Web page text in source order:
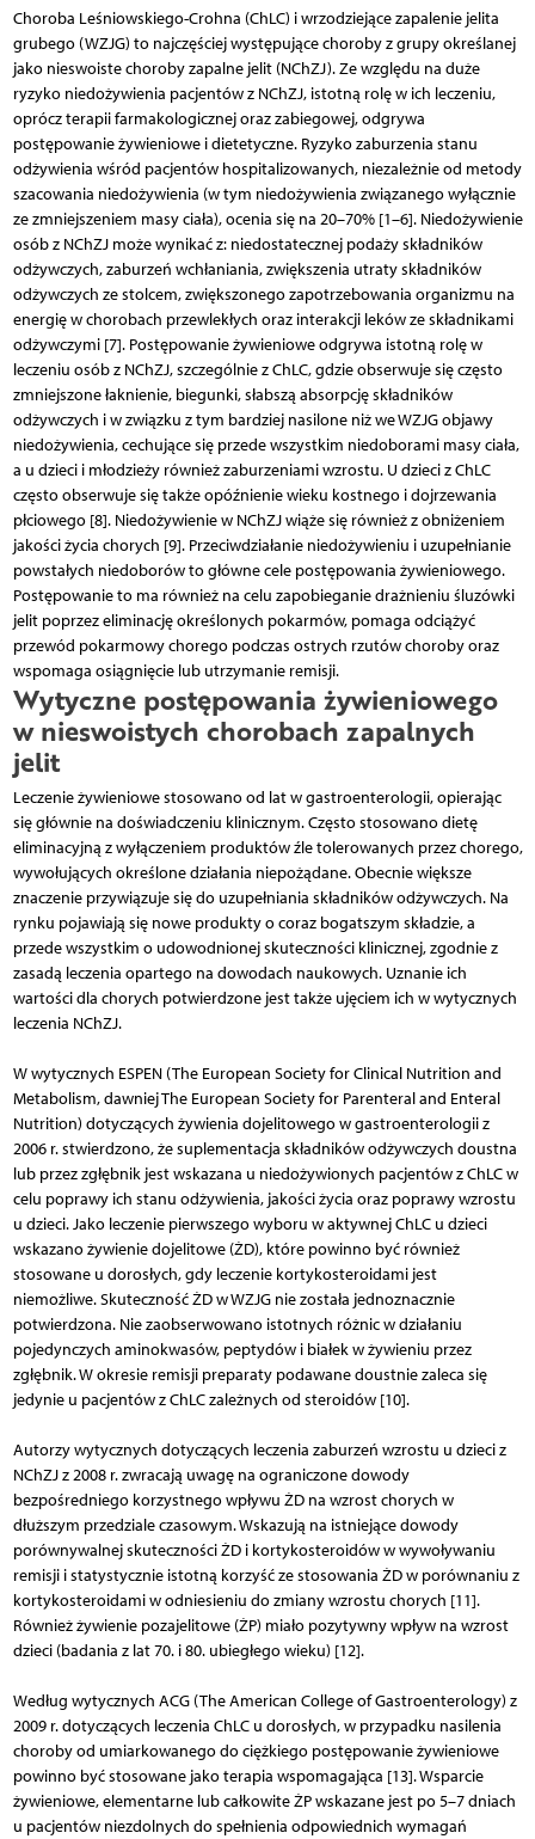
Choroba Leśniowskiego-Crohna (ChLC) i wrzodziejące zapalenie jelita
grubego (WZJG) to najczęściej występujące choroby z grupy określanej
jako nieswoiste choroby zapalne jelit (NChZJ). Ze względu na duże
ryzyko niedożywienia pacjentów z NChZJ, istotną rolę w ich leczeniu,
oprócz terapii farmakologicznej oraz zabiegowej, odgrywa
postępowanie żywieniowe i dietetyczne. Ryzyko zaburzenia stanu
odżywienia wśród pacjentów hospitalizowanych, niezależnie od metody
szacowania niedożywienia (w tym niedożywienia związanego wyłącznie
ze zmniejszeniem masy ciała), ocenia się na 20–70% [1–6]. Niedożywienie
osób z NChZJ może wynikać z: niedostatecznej podaży składników
odżywczych, zaburzeń wchłaniania, zwiększenia utraty składników
odżywczych ze stolcem, zwiększonego zapotrzebowania organizmu na
energię w chorobach przew­le­k­łych oraz interakcji leków ze składnikami
odżywczymi [7]. Postępowanie żywieniowe odgrywa istotną rolę w
leczeniu osób z NChZJ, szczególnie z ChLC, gdzie obserwuje się często
zmniejszone łaknienie, biegunki, słabszą absorpcję składników
odżywczych i w związku z tym bardziej nasilone niż we WZJG objawy
niedożywienia, cechujące się przede wszystkim niedoborami masy ciała,
a u dzieci i młodzieży również zaburzeniami wzrostu. U dzieci z ChLC
często obserwuje się także opóźnienie wieku kostnego i dojrzewania
płciowego [8]. Niedożywienie w NChZJ wiąże się również z obniżeniem
jakości życia chorych [9]. Przeciwdziałanie niedożywieniu i uzupełnianie
powstałych niedoborów to główne cele postępowania żywieniowego.
Postępowanie to ma również na celu zapobieganie drażnieniu śluzówki
jelit poprzez eliminację określonych pokarmów, pomaga odciążyć
przewód pokarmowy chorego podczas ostrych rzutów choroby oraz
wspomaga osiągnięcie lub utrzymanie remisji.
Wytyczne postępowania żywieniowego
w nieswoistych chorobach zapalnych
jelit
Leczenie żywieniowe stosowano od lat w gastroenterologii, opierając
się głównie na doświadczeniu klinicznym. Często stosowano dietę
eliminacyjną z wyłączeniem produktów źle tolerowanych przez chorego,
wywołujących określone działania niepożądane. Obecnie większe
znaczenie przywiązuje się do uzupełniania składników odżywczych. Na
rynku pojawiają się nowe produkty o coraz bogatszym składzie, a
przede wszystkim o udowodnionej skuteczności klinicznej, zgodnie z
zasadą leczenia opartego na dowodach naukowych. Uznanie ich
wartości dla chorych potwierdzone jest także ujęciem ich w wytycznych
leczenia NChZJ.
W wytycznych ESPEN (The European Society for Clinical Nutrition and
Metabolism, dawniej The European Society for Parenteral and Enteral
Nutrition) dotyczących żywienia dojelitowego w gastroenterologii z
2006 r. stwierdzono, że suplementacja składników odżywczych doustna
lub przez zgłębnik jest wskazana u niedożywionych pacjentów z ChLC w
celu poprawy ich stanu odżywienia, jakości życia oraz poprawy wzrostu
u dzieci. Jako leczenie pierwszego wyboru w aktywnej ChLC u dzieci
wskazano żywienie dojelitowe (ŻD), które powinno być również
stosowane u dorosłych, gdy leczenie kortyko­steroidami jest
niemożliwe. Skuteczność ŻD w WZJG nie została jednoznacznie
potwierdzona. Nie zaobserwowano istotnych różnic w działaniu
pojedynczych aminokwasów, peptydów i białek w żywieniu przez
zgłębnik. W okresie remisji preparaty podawane doustnie zaleca się
jedynie u pacjentów z ChLC zależnych od steroidów [10].
Autorzy wytycznych dotyczących leczenia zaburzeń wzrostu u dzieci z
NChZJ z 2008 r. zwracają uwagę na ograniczone dowody
bezpośredniego korzystnego wpływu ŻD na wzrost chorych w
dłuższym przedziale czasowym. Wskazują na istniejące dowody
porównywalnej skuteczności ŻD i kortykosteroidów w wywoływaniu
remisji i statystycznie istotną korzyść ze stosowania ŻD w porównaniu z
kortykosteroidami w odniesieniu do zmiany wzrostu chorych [11].
Również żywienie pozajelitowe (ŻP) miało pozytywny wpływ na wzrost
dzieci (badania z lat 70. i 80. ubiegłego wieku) [12].
Według wytycznych ACG (The American College of Gastroenterology) z
2009 r. dotyczących leczenia ChLC u dorosłych, w przypadku nasilenia
choroby od umiarkowanego do ciężkiego postępowanie żywieniowe
powinno być stosowane jako terapia wspomagająca [13]. Wsparcie
żywieniowe, elementarne lub całkowite ŻP wskazane jest po 5–7 dniach
u pacjentów niezdolnych do spełnienia odpowiednich wymagań